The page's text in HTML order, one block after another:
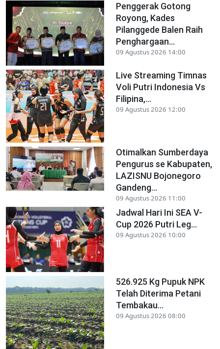
Penggerak Gotong
Royong, Kades
Pilanggede Balen Raih
Penghargaan...
09 Agustus 2026 14:00
Live Streaming Timnas
Voli Putri Indonesia Vs
Filipina,...
09 Agustus 2026 12:00
Otimalkan Sumberdaya
Pengurus se Kabupaten,
LAZISNU Bojonegoro
Gandeng...
09 Agustus 2026 11:00
Jadwal Hari Ini SEA V-
Cup 2026 Putri Leg...
09 Agustus 2026 10:00
526.925 Kg Pupuk NPK
Telah Diterima Petani
Tembakau...
09 Agustus 2026 08:00